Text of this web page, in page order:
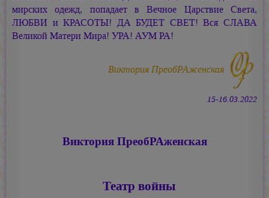
мирских одежд, попадает в Вечное Царствие Света,
ЛЮБВИ и КРАСОТЫ! ДА БУДЕТ СВЕТ! Вся СЛАВА
Великой Матери Мира! УРА! АУМ РА!
Виктория ПреобРАженская
15-16.03.2022
Виктория ПреобРАженская
Театр войны